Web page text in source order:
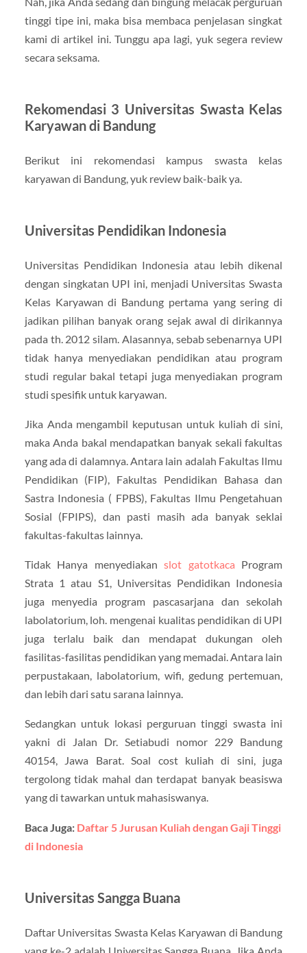
tinggi tipe ini, maka bisa membaca penjelasan singkat
kami di artikel ini. Tunggu apa lagi, yuk segera review
secara seksama.
Rekomendasi 3 Universitas Swasta Kelas
Karyawan di Bandung
Berikut ini rekomendasi kampus swasta kelas
karyawan di Bandung, yuk review baik-baik ya.
Universitas Pendidikan Indonesia
Universitas Pendidikan Indonesia atau lebih dikenal
dengan singkatan UPI ini, menjadi Universitas Swasta
Kelas Karyawan di Bandung pertama yang sering di
jadikan pilihan banyak orang sejak awal di dirikannya
pada th. 2012 silam. Alasannya, sebab sebenarnya UPI
tidak hanya menyediakan pendidikan atau program
studi regular bakal tetapi juga menyediakan program
studi spesifik untuk karyawan.
Jika Anda mengambil keputusan untuk kuliah di sini,
maka Anda bakal mendapatkan banyak sekali fakultas
yang ada di dalamnya. Antara lain adalah Fakultas Ilmu
Pendidikan (FIP), Fakultas Pendidikan Bahasa dan
Sastra Indonesia ( FPBS), Fakultas Ilmu Pengetahuan
Sosial (FPIPS), dan pasti masih ada banyak seklai
fakultas-fakultas lainnya.
Tidak Hanya menyediakanslot gatotkaca Program
Strata 1 atau S1, Universitas Pendidikan Indonesia
juga menyedia program pascasarjana dan sekolah
labolatorium, loh. mengenai kualitas pendidikan di UPI
juga terlalu baik dan mendapat dukungan oleh
fasilitas-fasilitas pendidikan yang memadai. Antara lain
perpustakaan, labolatorium, wifi, gedung pertemuan,
dan lebih dari satu sarana lainnya.
Sedangkan untuk lokasi perguruan tinggi swasta ini
yakni di Jalan Dr. Setiabudi nomor 229 Bandung
40154, Jawa Barat. Soal cost kuliah di sini, juga
tergolong tidak mahal dan terdapat banyak beasiswa
yang di tawarkan untuk mahasiswanya.
Baca Juga: Daftar 5 Jurusan Kuliah dengan Gaji Tinggi
di Indonesia
Universitas Sangga Buana
Daftar Universitas Swasta Kelas Karyawan di Bandung
yang ke-2 adalah Universitas Sangga Buana. Jika Anda